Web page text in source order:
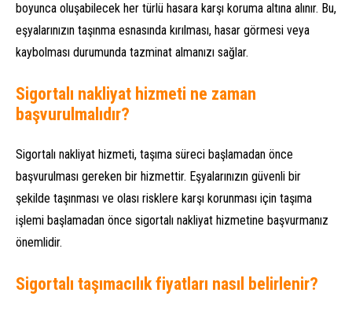
boyunca oluşabilecek her türlü hasara karşı koruma altına alınır. Bu,
eşyalarınızın taşınma esnasında kırılması, hasar görmesi veya
kaybolması durumunda tazminat almanızı sağlar.
Sigortalı nakliyat hizmeti ne zaman
başvurulmalıdır?
Sigortalı nakliyat hizmeti, taşıma süreci başlamadan önce
başvurulması gereken bir hizmettir. Eşyalarınızın güvenli bir
şekilde taşınması ve olası risklere karşı korunması için taşıma
işlemi başlamadan önce sigortalı nakliyat hizmetine başvurmanız
önemlidir.
Sigortalı taşımacılık fiyatları nasıl belirlenir?